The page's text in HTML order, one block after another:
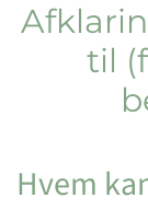
til
Hvem